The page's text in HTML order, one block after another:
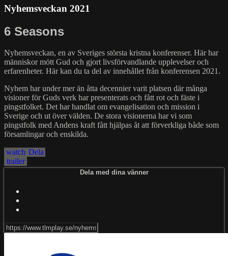
Nyhemsveckan 2021
6 Seasons
Nyhemsveckan, en av Sveriges största kristna konferenser. Här har
människor mött Gud och gjort livsförvandlande upplevelser och
erfarenheter. Här kan du ta del av innehållet från konferensen 2021.
Nyhem har under mer än åtta decennier varit platsen där många
visioner för Guds verk har presenterats och fått rot och fäste i
pingstfolket. Det har handlat om evangelisation och mission i
Sverige och ut över välden. De stora visionerna har vi som
pingstfolk med Andens kraft fått hjälpas åt att förverkliga både som
församlingar och enskilda.